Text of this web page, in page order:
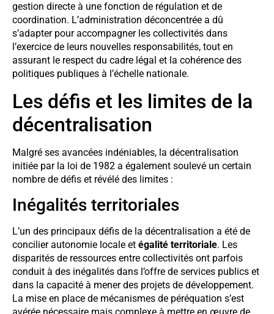
gestion directe à une fonction de régulation et de
coordination. L’administration déconcentrée a dû
s’adapter pour accompagner les collectivités dans
l’exercice de leurs nouvelles responsabilités, tout en
assurant le respect du cadre légal et la cohérence des
politiques publiques à l’échelle nationale.
Les défis et les limites de la
décentralisation
Malgré ses avancées indéniables, la décentralisation
initiée par la loi de 1982 a également soulevé un certain
nombre de défis et révélé des limites :
Inégalités territoriales
L’un des principaux défis de la décentralisation a été de
concilier autonomie locale et égalité territoriale. Les
disparités de ressources entre collectivités ont parfois
conduit à des inégalités dans l’offre de services publics et
dans la capacité à mener des projets de développement.
La mise en place de mécanismes de péréquation s’est